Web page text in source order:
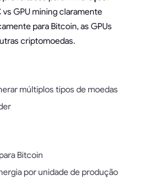
vs GPU mining claramente
para Bitcoin, as GPUs
criptomoedas.
múltiplos tipos de moedas
Bitcoin
por unidade de produção